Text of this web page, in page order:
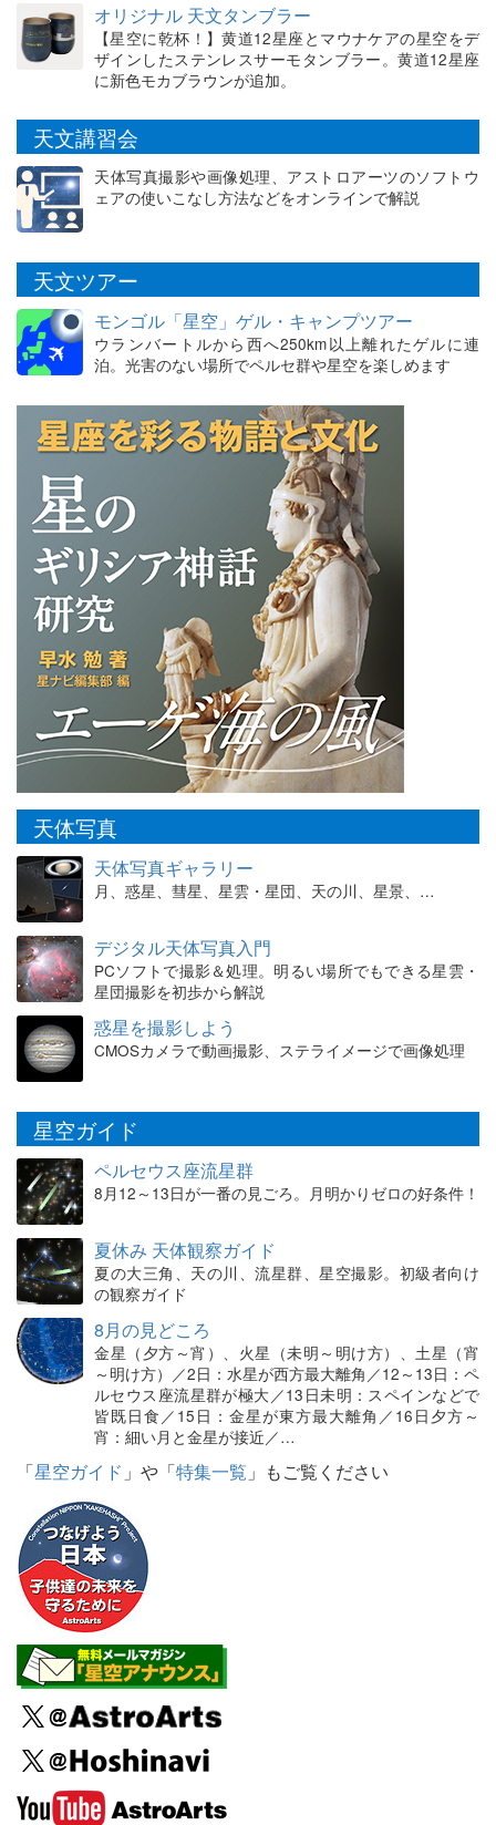
オリジナル 天文タンブラー
【星空に乾杯！】黄道12星座とマウナケアの星空をデ
ザインしたステンレスサーモタンブラー。黄道12星座
に新色モカブラウンが追加。
天文講習会
天体写真撮影や画像処理、アストロアーツのソフトウ
ェアの使いこなし方法などをオンラインで解説
天文ツアー
モンゴル「星空」ゲル・キャンプツアー
ウランバートルから西へ250km以上離れたゲルに連
泊。光害のない場所でペルセ群や星空を楽しめます
天体写真
天体写真ギャラリー
月、惑星、彗星、星雲・星団、天の川、星景、…
デジタル天体写真入門
PCソフトで撮影＆処理。明るい場所でもできる星雲・
星団撮影を初歩から解説
惑星を撮影しよう
CMOSカメラで動画撮影、ステライメージで画像処理
星空ガイド
ペルセウス座流星群
8月12～13日が一番の見ごろ。月明かりゼロの好条件！
夏休み 天体観察ガイド
夏の大三角、天の川、流星群、星空撮影。初級者向け
の観察ガイド
8月の見どころ
金星（夕方～宵）、火星（未明～明け方）、土星（宵
～明け方）／2日：水星が西方最大離角／12～13日：ペ
ルセウス座流星群が極大／13日未明：スペインなどで
皆既日食／15日：金星が東方最大離角／16日夕方～
宵：細い月と金星が接近／…
「星空ガイド 」や「特集一覧 」もご覧ください